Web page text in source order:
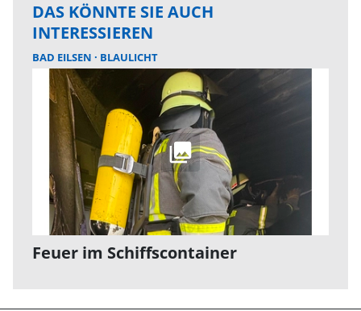
DAS KÖNNTE SIE AUCH
INTERESSIEREN
BAD EILSEN BLAULICHT
Feuer im Schiffscontainer